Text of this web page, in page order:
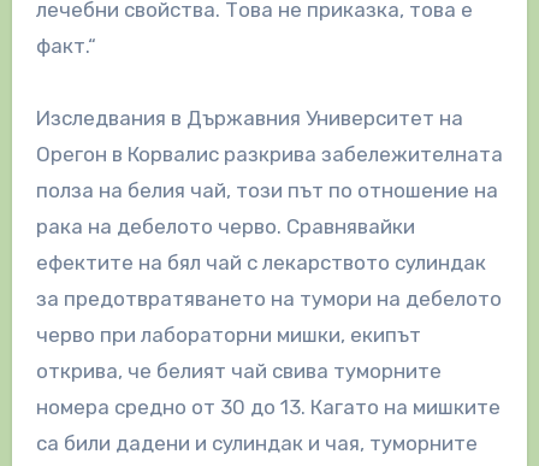
лечебни свойства. Това не приказка, това е
факт.“
Изследвания в Държавния Университет на
Орегон в Корвалис разкрива забележителната
полза на белия чай, този път по отношение на
рака на дебелото черво. Сравнявайки
ефектите на бял чай с лекарството сулиндак
за предотвратяването на тумори на дебелото
черво при лабораторни мишки, екипът
открива, че белият чай свива туморните
номера средно от 30 до 13. Кагато на мишките
са били дадени и сулиндак и чая, туморните